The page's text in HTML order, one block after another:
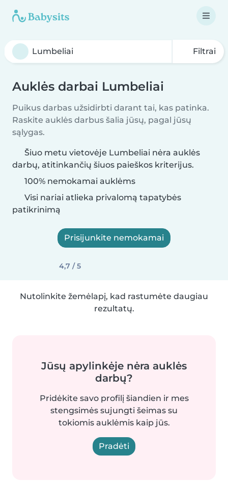
Filtrai
Auklės darbai Lumbeliai
Puikus darbas užsidirbti darant tai, kas patinka.
Raskite auklės darbus šalia jūsų, pagal jūsų
sąlygas.
Šiuo metu vietovėje Lumbeliai nėra auklės
darbų, atitinkančių šiuos paieškos kriterijus.
100% nemokamai auklėms
Visi nariai atlieka privalomą tapatybės
patikrinimą
Prisijunkite nemokamai
4,7 / 5
Nutolinkite žemėlapį, kad rastumėte daugiau
rezultatų.
Jūsų apylinkėje nėra auklės
darbų?
Pridėkite savo profilį šiandien ir mes
stengsimės sujungti šeimas su
tokiomis auklėmis kaip jūs.
Pradėti